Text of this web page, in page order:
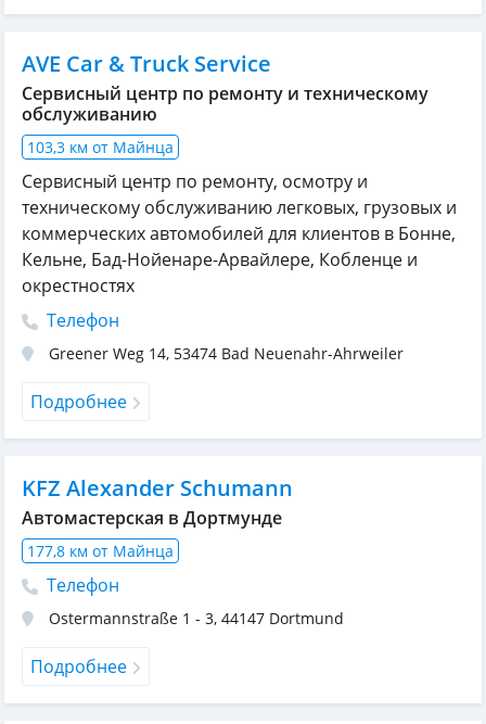
AVE Car & Truck Service
Сервисный центр по ремонту и техническому
обслуживанию
103,3 км от Майнца
Сервисный центр по ремонту, осмотру и
техническому обслуживанию легковых, грузовых и
коммерческих автомобилей для клиентов в Бонне,
Кельне, Бад-Нойенаре-Арвайлере, Кобленце и
окрестностях
Телефон
Greener Weg 14, 53474 Bad Neuenahr-Ahrweiler
Подробнее
KFZ Alexander Schumann
Автомастерская в Дортмунде
177,8 км от Майнца
Телефон
Ostermannstraße 1 - 3, 44147 Dortmund
Подробнее